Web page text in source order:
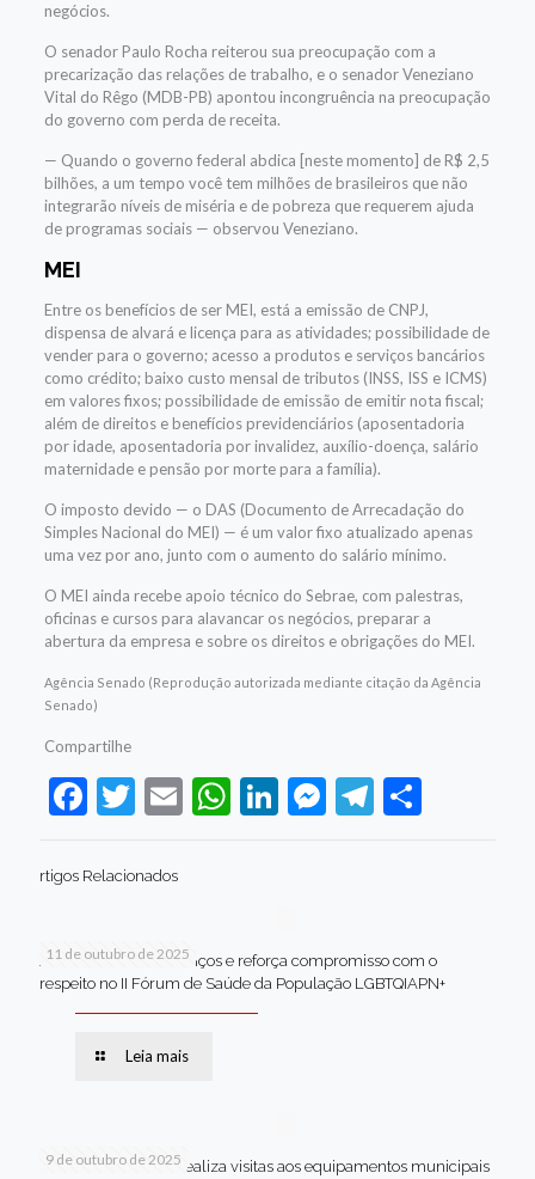
negócios.
O senador Paulo Rocha reiterou sua preocupação com a
precarização das relações de trabalho, e o senador Veneziano
Vital do Rêgo (MDB-PB) apontou incongruência na preocupação
do governo com perda de receita.
— Quando o governo federal abdica [neste momento] de R$ 2,5
bilhões, a um tempo você tem milhões de brasileiros que não
integrarão níveis de miséria e de pobreza que requerem ajuda
de programas sociais — observou Veneziano.
MEI
Entre os benefícios de ser MEI, está a emissão de CNPJ,
dispensa de alvará e licença para as atividades; possibilidade de
vender para o governo; acesso a produtos e serviços bancários
como crédito; baixo custo mensal de tributos (INSS, ISS e ICMS)
em valores fixos; possibilidade de emissão de emitir nota fiscal;
além de direitos e benefícios previdenciários (aposentadoria
por idade, aposentadoria por invalidez, auxílio-doença, salário
maternidade e pensão por morte para a família).
O imposto devido — o DAS (Documento de Arrecadação do
Simples Nacional do MEI) — é um valor fixo atualizado apenas
uma vez por ano, junto com o aumento do salário mínimo.
O MEI ainda recebe apoio técnico do Sebrae, com palestras,
oficinas e cursos para alavancar os negócios, preparar a
abertura da empresa e sobre os direitos e obrigações do MEI.
Agência Senado (Reprodução autorizada mediante citação da Agência
Senado)
Compartilhe
Facebook
Twitter
EmailWhatsApp
LinkedIn
Messenger
Telegram
Share
rtigos Relacionados
11 de outubro de 2025
Jaboatão celebra avanços e reforça compromisso com o
respeito no II Fórum de Saúde da População LGBTQIAPN+
Leia mais
9 de outubro de 2025
Van dos secretários realiza visitas aos equipamentos municipais